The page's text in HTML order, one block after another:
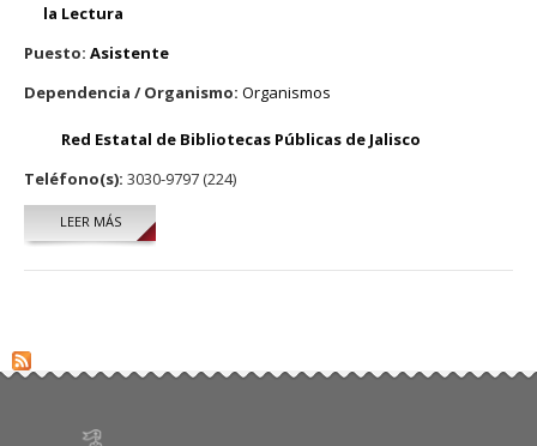
la Lectura
Puesto: Asistente
Dependencia / Organismo: Organismos
Red Estatal de Bibliotecas Públicas de Jalisco
Teléfono(s): 3030-9797 (224)
LEER MÁSSOBRE MA. DEL ROCÍO NERI GONZÁLEZ